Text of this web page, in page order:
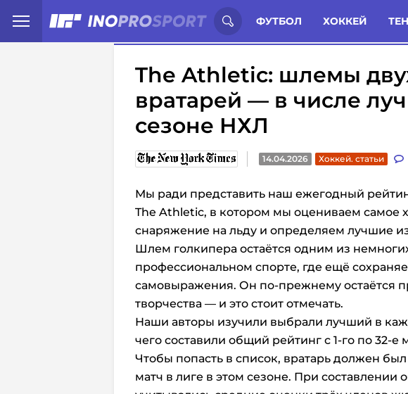
ФУТБОЛ ХОККЕЙ
Иностранцы о спорте России: Статьи Комменты
The Athletic: шлемы
вратарей — в числе
сезоне НХЛ
14.04.2026 Хоккей. статьи
Мы ради представить наш ежегодный
The Athletic, в котором мы оцениваем самое
снаряжение на льду и определяем лучшие
Шлем голкипера остаётся одним из
профессиональном спорте, где ещё
самовыражения. Он по-прежнему остаётся
творчества — и это стоит отмечать.
Наши авторы изучили выбрали лучший в
чего составили общий рейтинг с 1-го по 32-е
Чтобы попасть в список, вратарь должен
матч в лиге в этом сезоне. При составлении